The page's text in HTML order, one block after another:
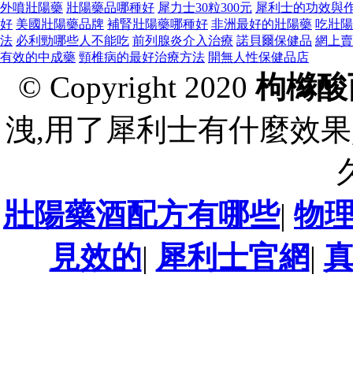
外噴壯陽藥 壯陽藥品哪種好 犀力士30粒300元 犀利士的功效與
好 美國壯陽藥品牌 補腎壯陽藥哪種好 非洲最好的壯陽藥 吃壯
法 必利勁哪些人不能吃 前列腺炎介入治療 諾貝爾保健品 網上
有效的中成藥 頸椎病的最好治療方法 開無人性保健品店
© Copyright 2020枸櫞
洩,用了犀利士有什麼效
壯陽藥酒配方有哪些| 物
見效的| 犀利士官網|